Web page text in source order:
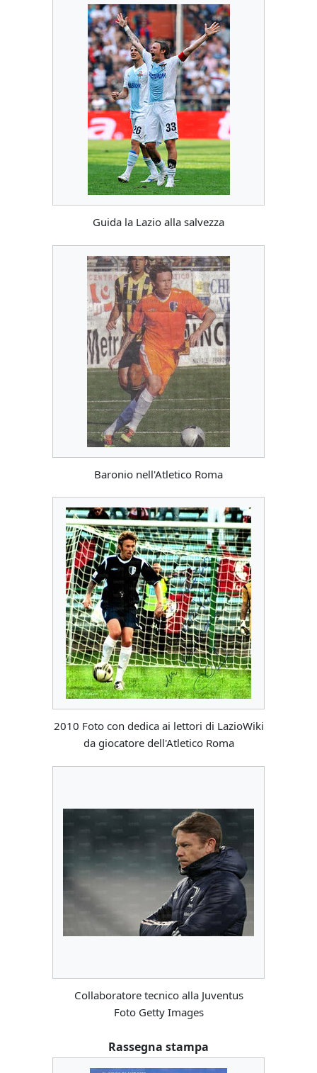
Guida la Lazio alla salvezza
Baronio nell'Atletico Roma
2010 Foto con dedica ai lettori di LazioWiki
da giocatore dell'Atletico Roma
Collaboratore tecnico alla Juventus
Foto Getty Images
Rassegna stampa